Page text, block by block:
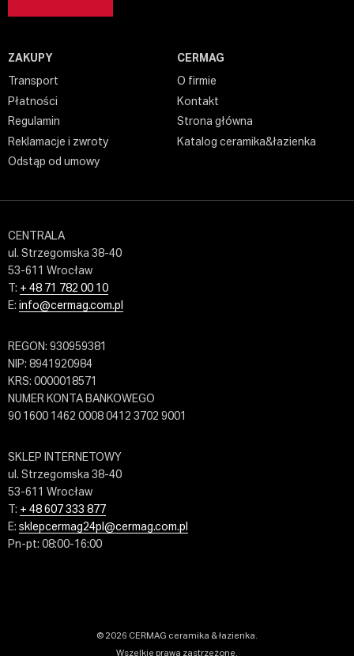
ZAKUPY
Transport
Płatności
Regulamin
Reklamacje i zwroty
Odstąp od umowy
CERMAG
O firmie
Kontakt
Strona główna
Katalog ceramika&łazienka
CENTRALA
ul. Strzegomska 38-40
53-611 Wrocław
T: + 48 71 782 00 10
E: info@cermag.com.pl
REGON: 930959381
NIP: 8941920984
KRS: 0000018571
NUMER KONTA BANKOWEGO
90 1600 1462 0008 0412 3702 9001
SKLEP INTERNETOWY
ul. Strzegomska 38-40
53-611 Wrocław
T: + 48 607 333 877
E: sklepcermag24pl@cermag.com.pl
Pn-pt: 08:00-16:00
© 2026 CERMAG ceramika & łazienka.
Wszelkie prawa zastrzeżone.